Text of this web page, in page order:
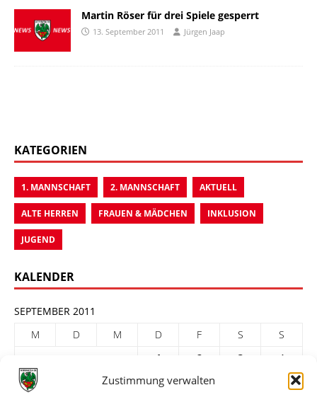
Zustimmung verwalten
Martin Röser für drei Spiele gesperrt
13. September 2011 Jürgen Jaap
KATEGORIEN
1. MANNSCHAFT 2. MANNSCHAFT AKTUELL
ALTE HERREN FRAUEN & MÄDCHEN INKLUSION
JUGEND
KALENDER
SEPTEMBER 2011
M
D M D F S
S
1
2 3
4
5
7 8 9